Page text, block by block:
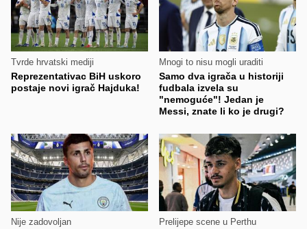
Tvrde hrvatski mediji
Reprezentativac BiH uskoro
postaje novi igrač Hajduka!
Mnogi to nisu mogli uraditi
Samo dva igrača u historiji
fudbala izvela su
"nemoguće"! Jedan je
Messi, znate li ko je drugi?
Nije zadovoljan Prelijepe scene u Perthu